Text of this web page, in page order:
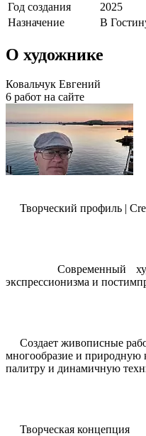
Год создания
2025
Назначение
В
О художнике
Ковальчук Евгений
6 работ на сайте
Творческий профиль |
Современный
экспрессионизма и
Создает живописные
многообразие и природную
палитру и динамичную
Творческая концепция